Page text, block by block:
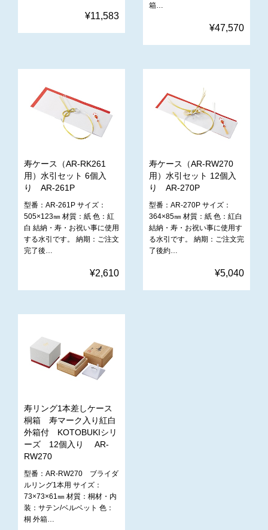
¥11,583
箱…
¥47,570
寿ケース（AR-RK261
用）水引セット 6個入
り AR-261P
型番：AR-261P サイズ：
505×123㎜ 材質：紙 色：紅
白 結納・寿・お祝い事に使用
する水引です。 納期：ご注文
完了後…
¥2,610
寿ケース（AR-RW270
用）水引セット 12個入
り AR-270P
型番：AR-270P サイズ：
364×85㎜ 材質：紙 色：紅白
結納・寿・お祝い事に使用す
る水引です。 納期：ご注文完
了後約…
¥5,040
寿リング1本差しケース
桐箱 寿マーク入り紅白
外箱付 KOTOBUKIシリ
ーズ 12個入り AR-
RW270
型番：AR-RW270 ブライダ
ルリング1本用 サイズ：
73×73×61㎜ 材質：桐材・内
装：サテン/ベルベット 色：
桐 外箱…